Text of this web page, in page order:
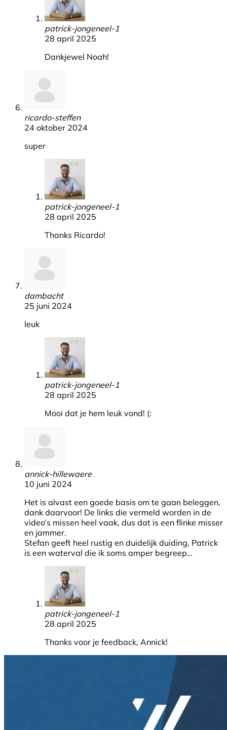
patrick-jongeneel-1
28 april 2025
Dankjewel Noah!
ricardo-steffen
24 oktober 2024
super
patrick-jongeneel-1
28 april 2025
Thanks Ricardo!
dambacht
25 juni 2024
leuk
patrick-jongeneel-1
28 april 2025
Mooi dat je hem leuk vond! (:
annick-hillewaere
10 juni 2024
Het is alvast een goede basis om te gaan beleggen,
dank daarvoor! De links die vermeld worden in de
video’s missen heel vaak, dus dat is een flinke misser
en jammer.
Stefan geeft heel rustig en duidelijk duiding, Patrick
is een waterval die ik soms amper begreep…
patrick-jongeneel-1
28 april 2025
Thanks voor je feedback, Annick!